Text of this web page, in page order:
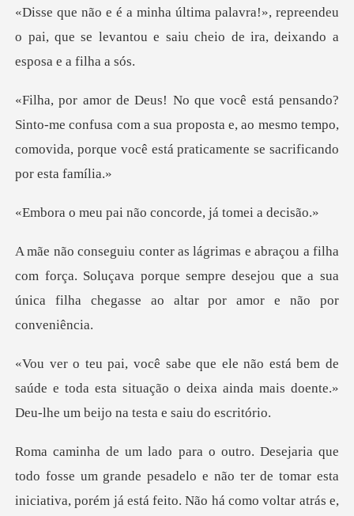
repreendeu
o pai, que se levantou e saiu ch
e confusa com a sua proposta e, ao mesmo tempo,
comovida, po
não concorde, já
com força. Soluçava porque sempre desejou que a sua
única
e
saúde e toda esta situação o deixa ainda mais doen
er de tomar esta
iniciativa, porém já está feito. Não há como voltar atrás e,